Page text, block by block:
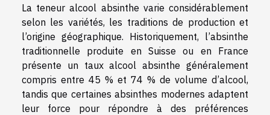
La teneur alcool absinthe varie considérablement
selon les variétés, les traditions de production et
l’origine géographique. Historiquement, l’absinthe
traditionnelle produite en Suisse ou en France
présente un taux alcool absinthe généralement
compris entre 45 % et 74 % de volume d’alcool,
tandis que certaines absinthes modernes adaptent
leur force pour répondre à des préférences